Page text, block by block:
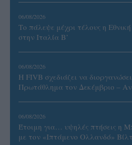
06/08/2026
Το πάλεψε μέχρι τέλους η
στην Ιταλία Β’
06/08/2026
Η FIVB σχεδιάζει να
Πρωτάθλημα τον Δεκέμβριο –
06/08/2026
Έτοιμη για… υψηλές πτήσεις η
με τον «Ιπτάμενο Ολλανδό»